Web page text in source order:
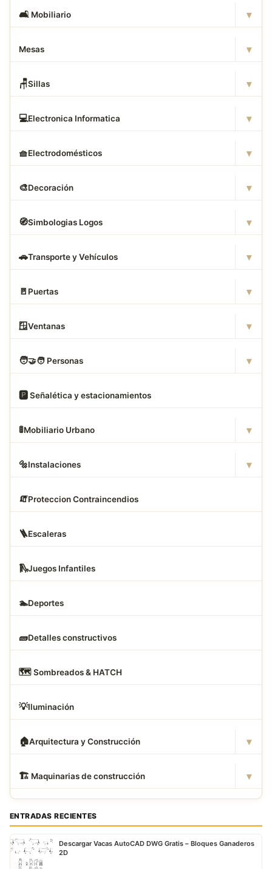
🛋 ️ Mobiliario ▾
Mesas ▾
🪑Sillas ▾
💻Electronica Informatica ▾
🧺Electrodomésticos ▾
🎨Decoración ▾
🧭Simbologias Logos ▾
🚗Transporte y Vehículos ▾
🚪 Puertas ▾
🪟Ventanas ▾
🧑‍🤝‍🧑 Personas ▾
🅿️ Señalética y estacionamientos
🚦Mobiliario Urbano ▾
🔩Instalaciones ▾
🧯Proteccion Contraincendios
🪜Escaleras
🛝Juegos Infantiles
🏊Deportes
🧱Detalles constructivos
🗺️ Sombreados & HATCH
💡Iluminación
🏠Arquitectura y Construcción ▾
🏗 ️ Maquinarias de construcción ▾
ENTRADAS RECIENTES
Descargar Vacas AutoCAD DWG Gratis – Bloques Ganaderos
2D